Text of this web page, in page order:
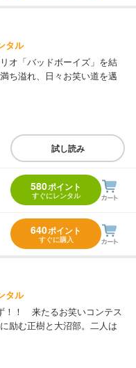
タル
オ「バッドボーイズ」を結
ち溢れ、日々お笑い道を邁
試し読み
580ポイント
すぐにレンタル
640ポイント
すぐに購入
タル
！！ 来たるお笑いコンテス
励む正樹と大沼部。二人は